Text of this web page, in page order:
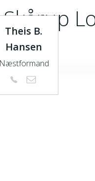
Skårup
Theis B.
Hansen
Næstformand